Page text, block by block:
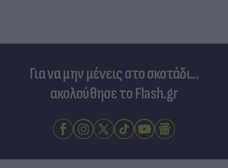
Για να μην μένεις στο σκοτάδι...
ακολούθησε το Flash.gr